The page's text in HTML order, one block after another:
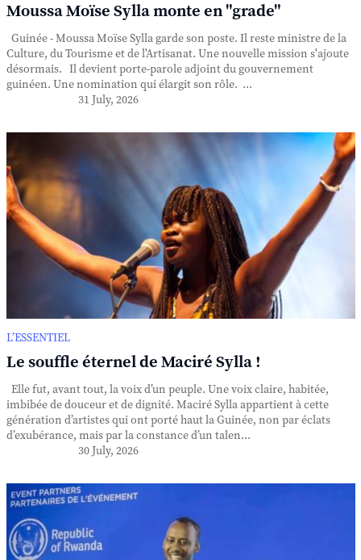
Moussa Moïse Sylla monte en "grade"
Guinée - Moussa Moïse Sylla garde son poste. Il reste ministre de la
Culture, du Tourisme et de l'Artisanat. Une nouvelle mission s'ajoute
désormais. Il devient porte-parole adjoint du gouvernement
guinéen. Une nomination qui élargit son rôle. ...
31 July, 2026
L’ESSENTIEL
Le souffle éternel de Maciré Sylla !
Elle fut, avant tout, la voix d’un peuple. Une voix claire, habitée,
imbibée de douceur et de dignité. Maciré Sylla appartient à cette
génération d’artistes qui ont porté haut la Guinée, non par éclats
d’exubérance, mais par la constance d’un talen...
30 July, 2026